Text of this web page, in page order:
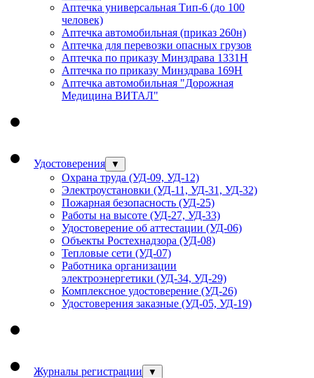
Аптечка универсальная Тип-6 (до 100
человек)
Аптечка автомобильная (приказ 260н)
Аптечка для перевозки опасных грузов
Аптечка по приказу Минздрава 1331Н
Аптечка по приказу Минздрава 169Н
Аптечка автомобильная "Дорожная
Медицина ВИТАЛ"
Удостоверения ▼
Охрана труда (УД-09, УД-12)
Электроустановки (УД-11, УД-31, УД-32)
Пожарная безопасность (УД-25)
Работы на высоте (УД-27, УД-33)
Удостоверение об аттестации (УД-06)
Объекты Ростехнадзора (УД-08)
Тепловые сети (УД-07)
Работника организации
электроэнергетики (УД-34, УД-29)
Комплексное удостоверение (УД-26)
Удостоверения заказные (УД-05, УД-19)
Журналы регистрации ▼